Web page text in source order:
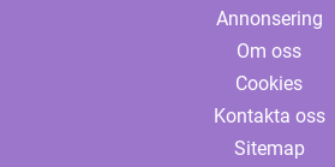
Annonsering
Om oss
Cookies
Kontakta oss
Sitemap